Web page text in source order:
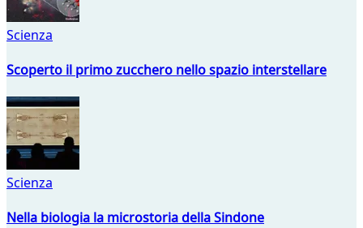
Scienza
Scoperto il primo zucchero nello spazio interstellare
Scienza
Nella biologia la microstoria della Sindone